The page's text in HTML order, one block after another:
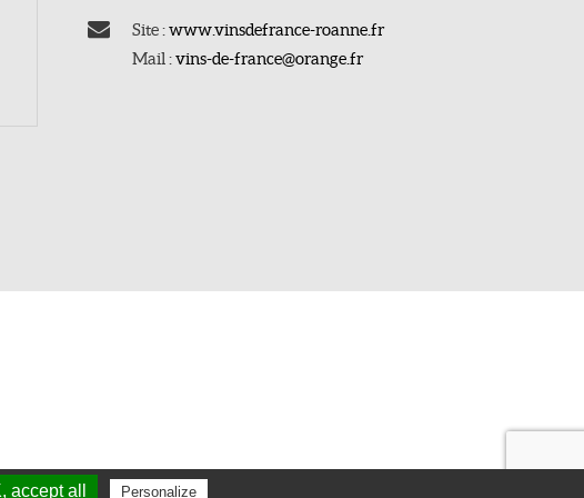
Site :www.vinsdefrance-roanne.fr
Mail :vins-de-france@orange.fr
accept all Personalize